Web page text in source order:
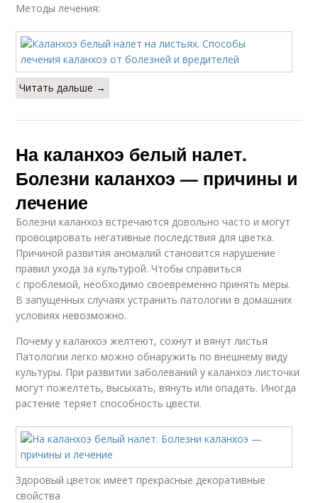
Методы лечения:
Читать дальше →
На каланхоэ белый налет.
Болезни каланхоэ — причины и
лечение
Болезни каланхоэ встречаются довольно часто и могут
провоцировать негативные последствия для цветка.
Причиной развития аномалий становится нарушение
правил ухода за культурой. Чтобы справиться
с проблемой, необходимо своевременно принять меры.
В запущенных случаях устранить патологии в домашних
условиях невозможно.
Почему у каланхоэ желтеют, сохнут и вянут листья
Патологии легко можно обнаружить по внешнему виду
культуры. При развитии заболеваний у каланхоэ листочки
могут пожелтеть, высыхать, вянуть или опадать. Иногда
растение теряет способность цвести.
Здоровый цветок имеет прекрасные декоративные
свойства